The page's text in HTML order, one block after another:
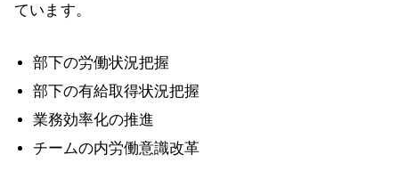
ています。
部下の労働状況把握
部下の有給取得状況把握
業務効率化の推進
チームの内労働意識改革